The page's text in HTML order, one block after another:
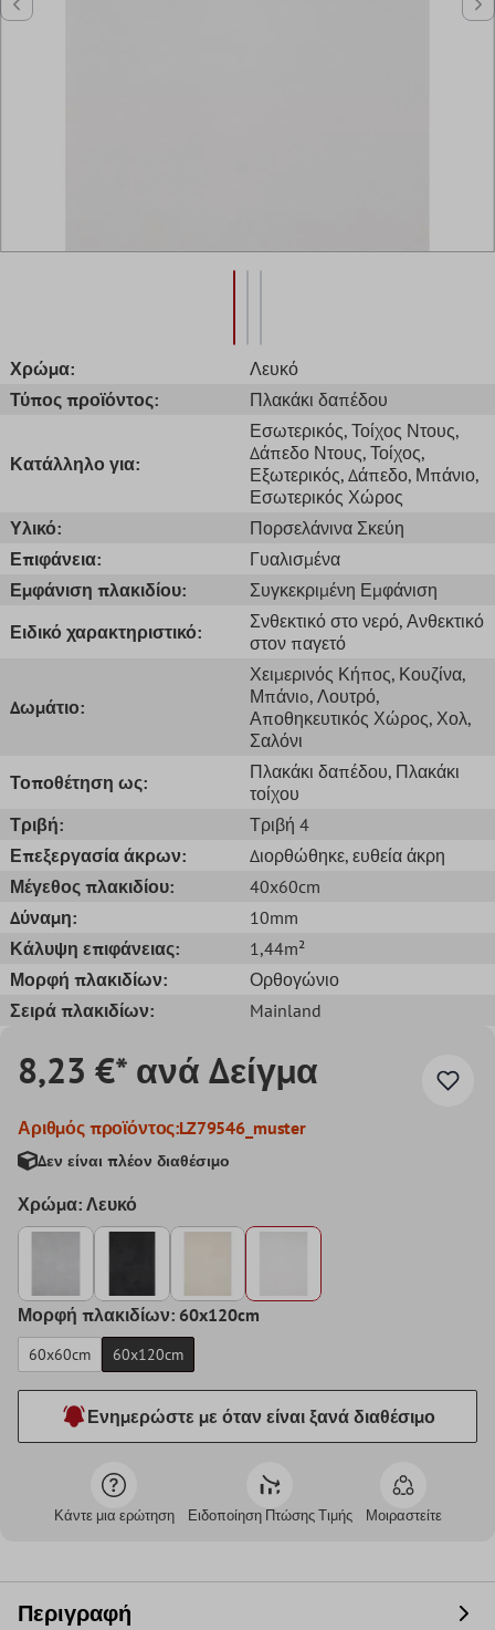
Χρώμα:
Λευκό
Τύπος προϊόντος:
Πλακάκι δαπέδου
Κατάλληλο για:
Εσωτερικός, Τοίχος Ντους,
Δάπεδο Ντους, Τοίχος,
Εξωτερικός, Δάπεδο, Μπάνιο,
Εσωτερικός Χώρος
Υλικό:
Πορσελάνινα Σκεύη
Επιφάνεια:
Γυαλισμένα
Εμφάνιση πλακιδίου:
Συγκεκριμένη Εμφάνιση
Ειδικό χαρακτηριστικό:
Σνθεκτικό στο νερό, Ανθεκτικό
στον παγετό
Δωμάτιο:
Χειμερινός Κήπος, Κουζίνα,
Μπάνιo, Λουτρό,
Αποθηκευτικός Χώρος, Χολ,
Σαλόνι
Τοποθέτηση ως:
Πλακάκι δαπέδου, Πλακάκι
τοίχου
Τριβή:
Τριβή 4
Επεξεργασία άκρων:
Διορθώθηκε, ευθεία άκρη
Μέγεθος πλακιδίου:
40x60cm
Δύναμη:
10mm
Κάλυψη επιφάνειας:
1,44m²
Μορφή πλακιδίων:
Ορθογώνιο
Σειρά πλακιδίων:
Mainland
8,23 €* ανά Δείγμα
Αριθμός προϊόντος:LZ79546_muster
Δεν είναι πλέον διαθέσιμο
Χρώμα: Λευκό
Μορφή πλακιδίων: 60x120cm
60x60cm 60x120cm
Ενημερώστε με όταν είναι ξανά διαθέσιμο
Κάντε μια ερώτηση Ειδοποίηση Πτώσης Τιμής Μοιραστείτε
Περιγραφή